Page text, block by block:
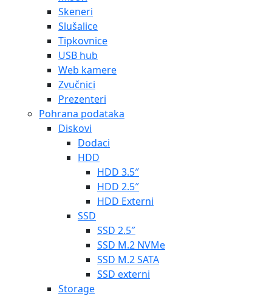
Skeneri
Slušalice
Tipkovnice
USB hub
Web kamere
Zvučnici
Prezenteri
Pohrana podataka
Diskovi
Dodaci
HDD
HDD 3.5″
HDD 2.5″
HDD Externi
SSD
SSD 2.5″
SSD M.2 NVMe
SSD M.2 SATA
SSD externi
Storage